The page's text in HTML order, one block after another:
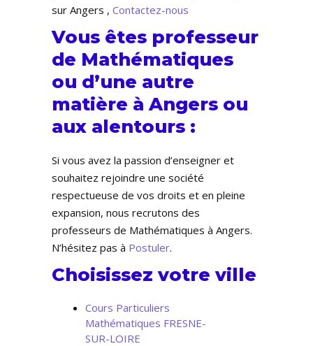
sur Angers , Contactez-nous
Vous êtes professeur
de Mathématiques
ou d’une autre
matière à Angers ou
aux alentours :
Si vous avez la passion d’enseigner et
souhaitez rejoindre une société
respectueuse de vos droits et en pleine
expansion, nous recrutons des
professeurs de Mathématiques à Angers.
N’hésitez pas à Postuler.
Choisissez votre ville
Cours Particuliers
Mathématiques FRESNE-
SUR-LOIRE